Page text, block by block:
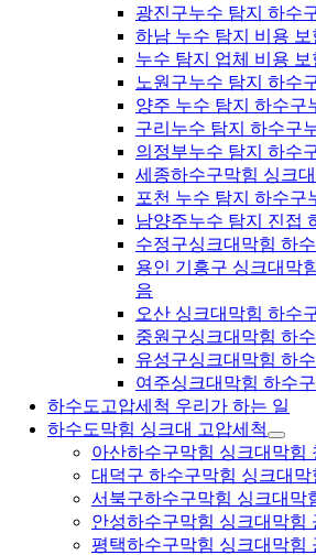
광진구누수 탐지 하수
하남 누수 탐지 비용 보
누수 탐지 업체 비용 보
노원구누수 탐지 하수
양주 누수 탐지 하수구
구리누수 탐지 하수구
의정부누수 탐지 하수
세종하수구막힘 싱크
포천 누수 탐지 하수구
남양주누수 탐지 진접
수정구싱크대막힘 하
용인 기흥구 싱크대막
음
오산 싱크대막힘 하수
중원구싱크대막힘 하
유성구싱크대막힘 하
여주싱크대막힘 하수
하수도고압세척 우리가 하는 일
하수도막힘 싱크대 고압세척
아산하수구막힘 싱크대막힘
대덕구 하수구막힘 싱크대
서북구하수구막힘 싱크대막
안성하수구막힘 싱크대막힘
평택하수구막힘 싱크대막힘